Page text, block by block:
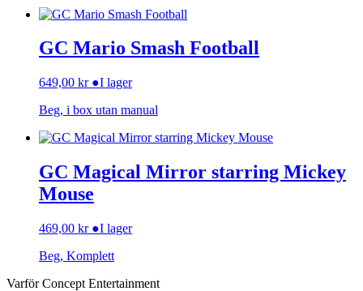
GC Mario Smash Football
649,00 kr ●I lager
Beg, i box utan manual
GC Magical Mirror starring Mickey
Mouse
469,00 kr ●I lager
Beg, Komplett
Varför Concept Entertainment